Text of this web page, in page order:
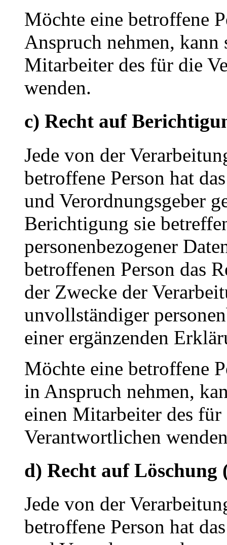
Möchte eine betroffene
Anspruch nehmen,
Mitarbeiter des für die
wenden.
c) Recht auf
Jede von der
betroffene Person hat
und Verordnungsgeber
Berichtigung sie
personenbezogener
betroffenen Person das
der Zwecke der
unvollständiger
einer ergänzenden
Möchte eine betroffene
in Anspruch nehmen,
einen Mitarbeiter des
Verantwortlichen
d) Recht auf Löschung
Jede von der
betroffene Person hat